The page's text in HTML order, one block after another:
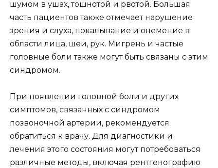
шумом в ушах, тошнотой и рвотой. Большая
часть пациентов также отмечает нарушение
зрения и слуха, покалывание и онемение в
области лица, шеи, рук. Мигрень и частые
головные боли также могут быть связаны с этим
синдромом.
При появлении головной боли и других
симптомов, связанных с синдромом
позвоночной артерии, рекомендуется
обратиться к врачу. Для диагностики и
лечения этого состояния могут потребоваться
различные методы, включая рентгенографию